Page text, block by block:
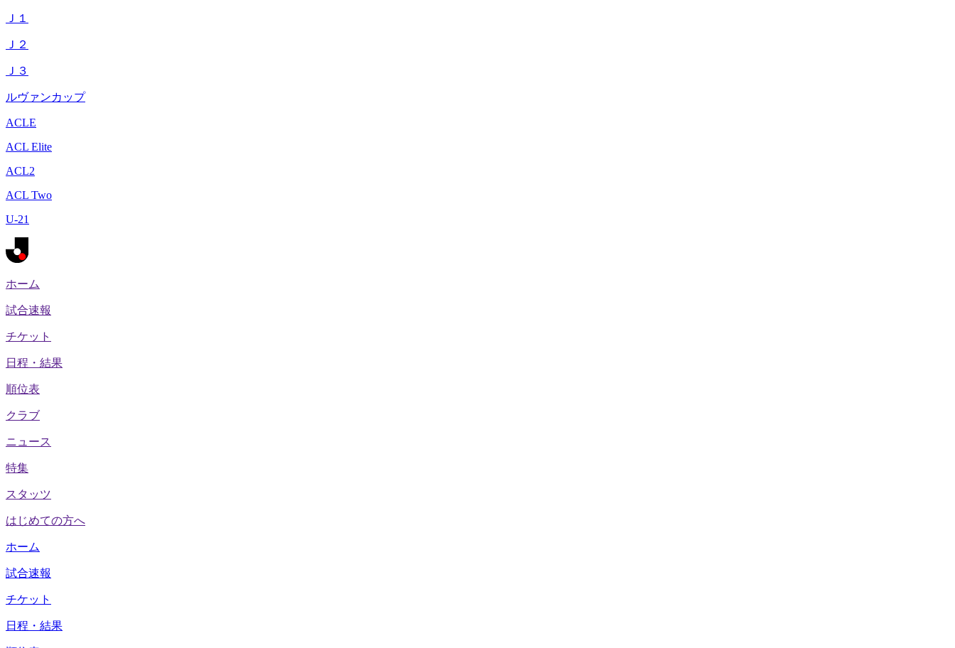
Ｊ１
Ｊ２
Ｊ３
ルヴァンカップ
ACLE
ACL Elite
ACL2
ACL Two
U-21
ホーム
試合速報
チケット
日程・結果
順位表
クラブ
ニュース
特集
スタッツ
はじめての方へ
ホーム
試合速報
チケット
日程・結果